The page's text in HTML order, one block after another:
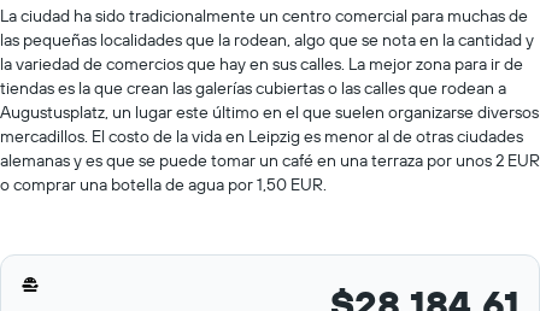
La ciudad ha sido tradicionalmente un centro comercial para muchas de
las pequeñas localidades que la rodean, algo que se nota en la cantidad y
la variedad de comercios que hay en sus calles. La mejor zona para ir de
tiendas es la que crean las galerías cubiertas o las calles que rodean a
Augustusplatz, un lugar este último en el que suelen organizarse diversos
mercadillos. El costo de la vida en Leipzig es menor al de otras ciudades
alemanas y es que se puede tomar un café en una terraza por unos 2 EUR
o comprar una botella de agua por 1,50 EUR.